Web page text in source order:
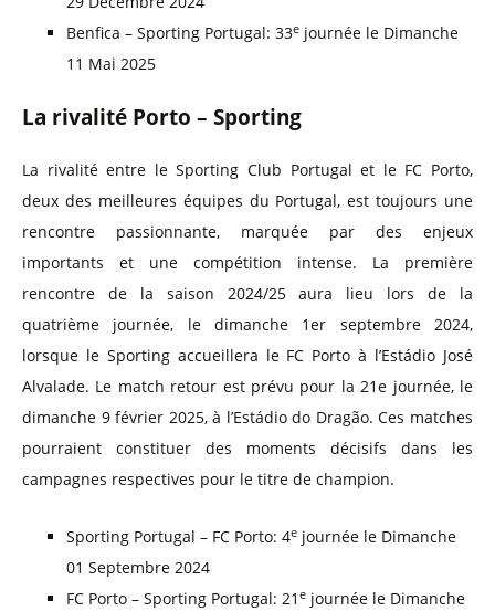
Benfica – Sporting Portugal: 33e journée le Dimanche
11 Mai 2025
La rivalité Porto – Sporting
La rivalité entre le Sporting Club Portugal et le FC Porto,
deux des meilleures équipes du Portugal, est toujours une
rencontre passionnante, marquée par des enjeux
importants et une compétition intense. La première
rencontre de la saison 2024/25 aura lieu lors de la
quatrième journée, le dimanche 1er septembre 2024,
lorsque le Sporting accueillera le FC Porto à l’Estádio José
Alvalade. Le match retour est prévu pour la 21e journée, le
dimanche 9 février 2025, à l’Estádio do Dragão. Ces matches
pourraient constituer des moments décisifs dans les
campagnes respectives pour le titre de champion.
Sporting Portugal – FC Porto: 4e journée le Dimanche
01 Septembre 2024
FC Porto – Sporting Portugal: 21 e journée le Dimanche